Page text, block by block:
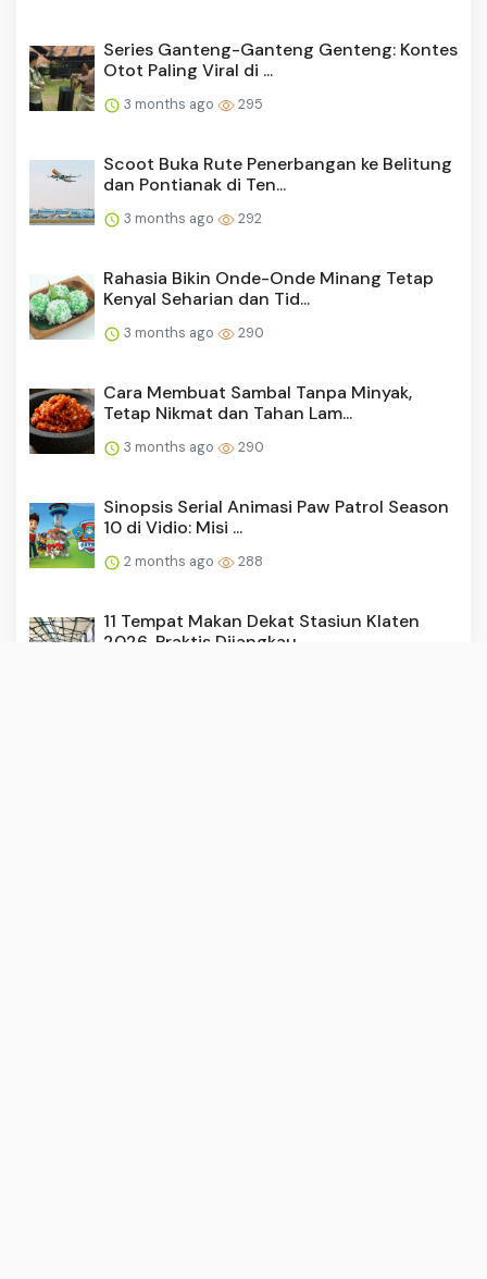
Series Ganteng-Ganteng Genteng: Kontes
Otot Paling Viral di ...
3 months ago 295
Scoot Buka Rute Penerbangan ke Belitung
dan Pontianak di Ten...
3 months ago 292
Rahasia Bikin Onde-Onde Minang Tetap
Kenyal Seharian dan Tid...
3 months ago 290
Cara Membuat Sambal Tanpa Minyak,
Tetap Nikmat dan Tahan Lam...
3 months ago 290
Sinopsis Serial Animasi Paw Patrol Season
10 di Vidio: Misi ...
2 months ago 288
11 Tempat Makan Dekat Stasiun Klaten
2026, Praktis Dijangkau...